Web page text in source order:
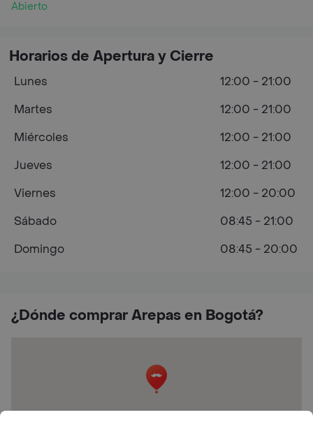
Abierto
¿Dónde comprar Arepas en Bogotá?
Horarios de Apertura y Cierre
Lunes
12:00 - 21:00
Martes
12:00 - 21:00
Miércoles
12:00 - 21:00
Jueves
12:00 - 21:00
Viernes
12:00 - 20:00
Sábado
08:45 - 21:00
Domingo
08:45 - 20:00